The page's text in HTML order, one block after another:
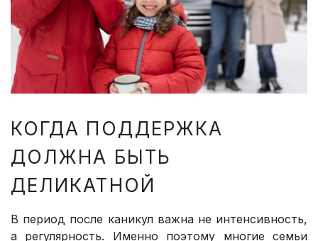
КОГДА ПОДДЕРЖКА
ДОЛЖНА БЫТЬ
ДЕЛИКАТНОЙ
В период после каникул важна не интенсивность,
а регулярность. Именно поэтому многие семьи